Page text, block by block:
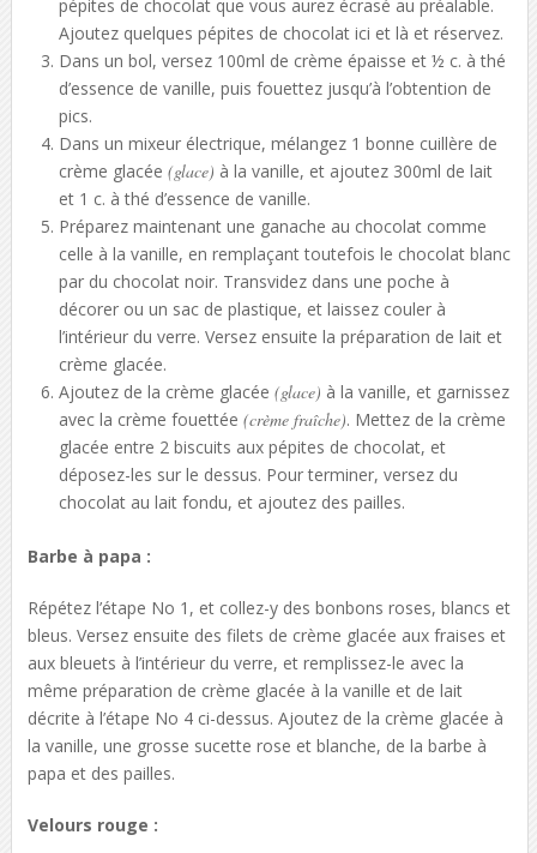
pépites de chocolat que vous aurez écrasé au préalable.
Ajoutez quelques pépites de chocolat ici et là et réservez.
Dans un bol, versez 100ml de crème épaisse et ½ c. à thé
d’essence de vanille, puis fouettez jusqu’à l’obtention de
pics.
Dans un mixeur électrique, mélangez 1 bonne cuillère de
crème glacée(glace) à la vanille, et ajoutez 300ml de lait
et 1 c. à thé d’essence de vanille.
Préparez maintenant une ganache au chocolat comme
celle à la vanille, en remplaçant toutefois le chocolat blanc
par du chocolat noir. Transvidez dans une poche à
décorer ou un sac de plastique, et laissez couler à
l’intérieur du verre. Versez ensuite la préparation de lait et
crème glacée.
Ajoutez de la crème glacée (glace) à la vanille, et garnissez
avec la crème fouettée(crème fraîche). Mettez de la crème
glacée entre 2 biscuits aux pépites de chocolat, et
déposez-les sur le dessus. Pour terminer, versez du
chocolat au lait fondu, et ajoutez des pailles.
Barbe à papa :
Répétez l’étape No 1, et collez-y des bonbons roses, blancs et
bleus. Versez ensuite des filets de crème glacée aux fraises et
aux bleuets à l’intérieur du verre, et remplissez-le avec la
même préparation de crème glacée à la vanille et de lait
décrite à l’étape No 4 ci-dessus. Ajoutez de la crème glacée à
la vanille, une grosse sucette rose et blanche, de la barbe à
papa et des pailles.
Velours rouge :